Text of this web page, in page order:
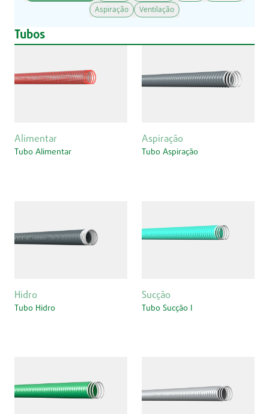
Aspiração
Ventilação
Tubos
Alimentar
Tubo Alimentar
Aspiração
Tubo Aspiração
Hidro
Tubo Hidro
Sucção
Tubo Sucção I